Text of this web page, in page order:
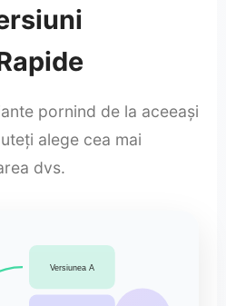
pornind de la aceeași
alege cea mai
dvs.
Versiunea A